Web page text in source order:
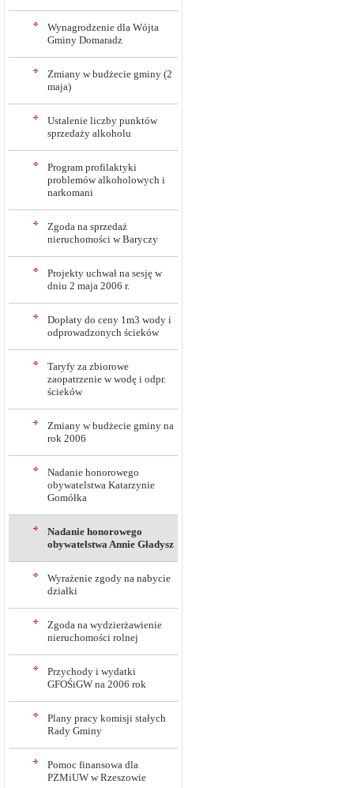
Wynagrodzenie dla Wójta
Gminy Domaradz
Zmiany w budżecie gminy (2
maja)
Ustalenie liczby punktów
sprzedaży alkoholu
Program profilaktyki
problemów alkoholowych i
narkomani
Zgoda na sprzedaż
nieruchomości w Baryczy
Projekty uchwał na sesję w
dniu 2 maja 2006 r.
Dopłaty do ceny 1m3 wody i
odprowadzonych ścieków
Taryfy za zbiorowe
zaopatrzenie w wodę i odpr.
ścieków
Zmiany w budżecie gminy na
rok 2006
Nadanie honorowego
obywatelstwa Katarzynie
Gomółka
Nadanie honorowego
obywatelstwa Annie Gładysz
Wyrażenie zgody na nabycie
działki
Zgoda na wydzierżawienie
nieruchomości rolnej
Przychody i wydatki
GFOŚiGW na 2006 rok
Plany pracy komisji stałych
Rady Gminy
Pomoc finansowa dla
PZMiUW w Rzeszowie